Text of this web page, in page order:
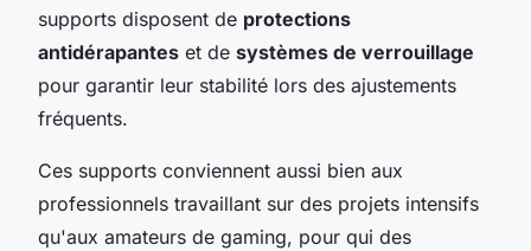
supports disposent de protections
antidérapantes et de systèmes de verrouillage
pour garantir leur stabilité lors des ajustements
fréquents.
Ces supports conviennent aussi bien aux
professionnels travaillant sur des projets intensifs
qu'aux amateurs de gaming, pour qui des